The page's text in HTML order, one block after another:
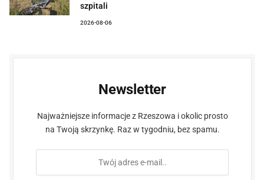
szpitali
2026-08-06
Newsletter
Najważniejsze informacje z Rzeszowa i okolic prosto
na Twoją skrzynkę. Raz w tygodniu, bez spamu.